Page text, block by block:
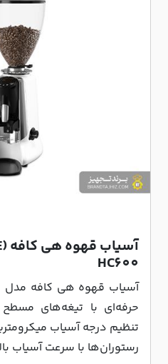
HC600
تنظیم درجه آسیاب
رستوران‌ها با سرعت آسیاب